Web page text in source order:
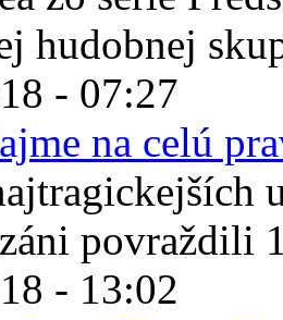
hudobnej
- 07:27
na celú
povraždili
- 13:02